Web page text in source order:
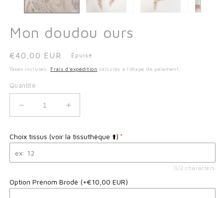
Mon doudou ours
Prix
habituel
€40,00 EUR Épuisé
Taxes incluses. Frais d'expédition calculés à l'étape de paiement.
Quantité
Réduire
la
de
Mon
doudou
Augmenter
la
de
doudou
Choix tissus (voir la tissuthèque ⬆️)
0/2 characters
Option Prénom Brodé (+€10,00 EUR)